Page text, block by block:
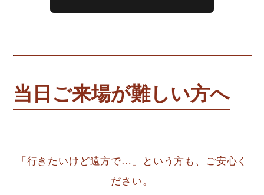
当日ご来場が難しい方へ
「行きたいけど遠方で…」という方も、ご安心く
ださい。